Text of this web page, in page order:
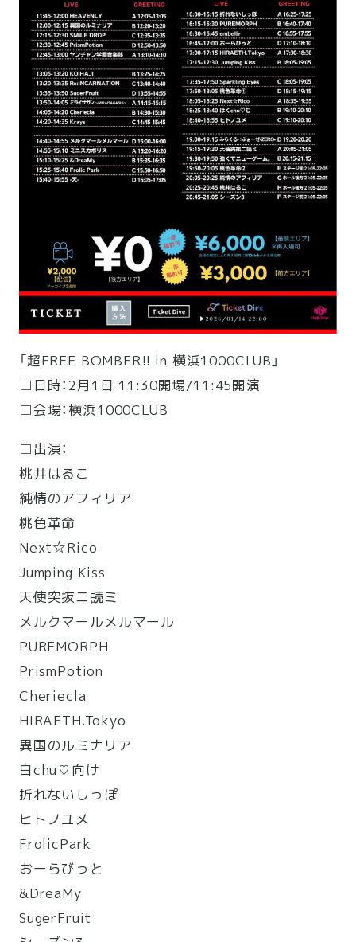
「超FREE BOMBER!! in 横浜1000CLUB」
□日時：2月1日 11:30開場/11:45開演
□会場：横浜1000CLUB
□出演：
桃井はるこ
純情のアフィリア
桃色革命
Next☆Rico
Jumping Kiss
天使突抜ニ読ミ
メルクマールメルマール
PUREMORPH
PrismPotion
Cheriecla
HIRAETH.Tokyo
異国のルミナリア
白chu♡向け
折れないしっぽ
ヒトノユメ
FrolicPark
おーらびっと
&DreaMy
SugerFruit